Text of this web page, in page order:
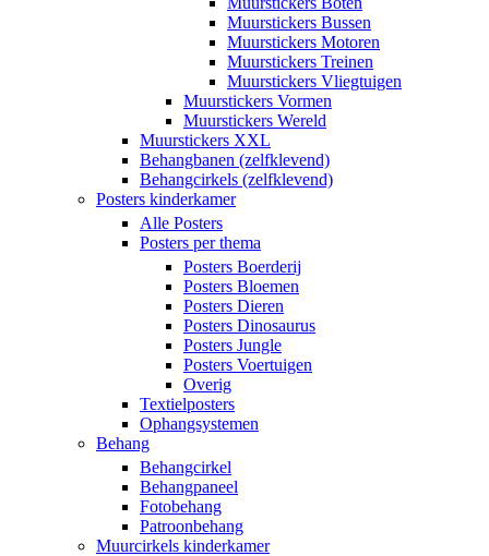
Muurstickers Bussen
Muurstickers Motoren
Muurstickers Treinen
Muurstickers Vliegtuigen
Muurstickers Vormen
Muurstickers Wereld
Muurstickers XXL
Behangbanen (zelfklevend)
Behangcirkels (zelfklevend)
Posters kinderkamer
Alle Posters
Posters per thema
Posters Boerderij
Posters Bloemen
Posters Dieren
Posters Dinosaurus
Posters Jungle
Posters Voertuigen
Overig
Textielposters
Ophangsystemen
Behang
Behangcirkel
Behangpaneel
Fotobehang
Patroonbehang
Muurcirkels kinderkamer